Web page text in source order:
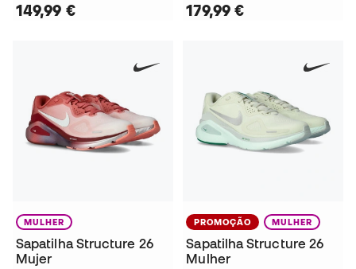
149,99 € 179,99 €
MULHER
Sapatilha Structure 26
Mujer
PROMOÇÃO MULHER
Sapatilha Structure 26
Mulher